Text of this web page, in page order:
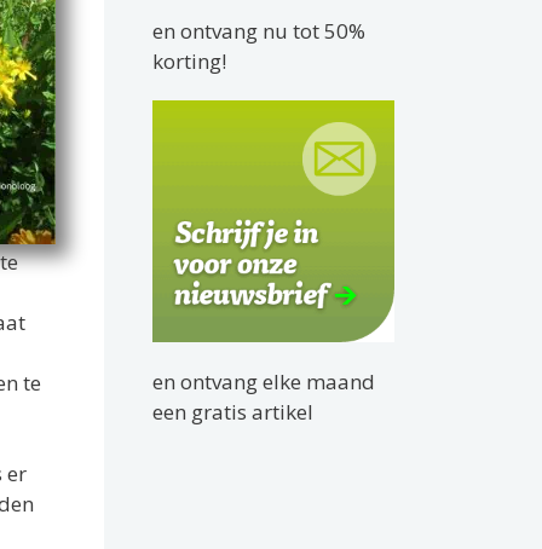
te
er
en ontvang nu tot 50%
korting!
en ontvang elke maand
een gratis artikel